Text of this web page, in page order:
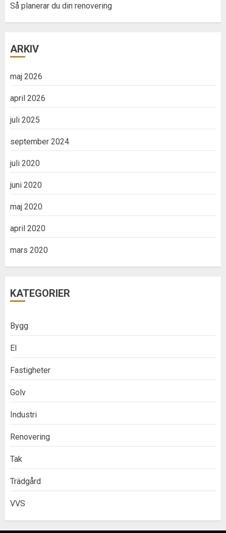
Så planerar du din renovering
ARKIV
maj 2026
april 2026
juli 2025
september 2024
juli 2020
juni 2020
maj 2020
april 2020
mars 2020
KATEGORIER
Bygg
El
Fastigheter
Golv
Industri
Renovering
Tak
Trädgård
VVS